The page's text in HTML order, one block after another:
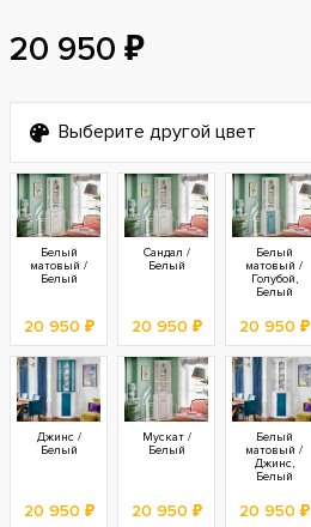
20 950 ₽
Выберите другой цвет
Белый
матовый /
Белый
20 950 ₽
Сандал /
Белый
20 950 ₽
Белый
матовый /
Голубой,
Белый
20 950 ₽
Джинс /
Белый
20 950 ₽
Мускат /
Белый
20 950 ₽
Белый
матовый /
Джинс,
Белый
20 950 ₽